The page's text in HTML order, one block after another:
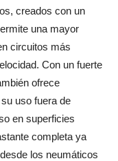
creados con un
una mayor
circuitos más
Con un fuerte
ofrece
uso fuera de
en superficies
completa ya
los neumáticos